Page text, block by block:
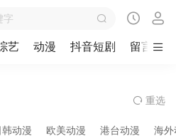
艺 动漫 抖音短剧 留言
重选
韩动漫 欧美动漫 港台动漫 海外